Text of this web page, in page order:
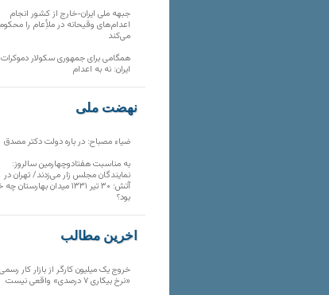
جبهه ملی ایران-خارج از کشور انجام
اعدام‌های وقیحانه در ملأِعام را محکوم
می‌کند
همگامی برای جمهوری سکولار
ایران: نه به اعدام
نهضت ملی
ضیاء مصباح: در باره دولت دکتر مصدق
به مناسبت هفتادوچهارمین سالروز:
نمایندگان مجلس زار می‌زدند/ تهران در
آتش؛ ۳۰ تیر ۱۳۳۱ میدان بهارستان
بود؟
آخرین مطالب
خروج یک میلیون کارگر از بازار کار
«نرخ بیکاری ۷ درصدی» واقعی نیست